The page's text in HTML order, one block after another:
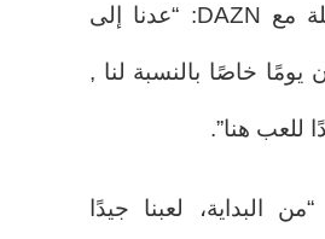
قال في مقابلة مع DAZN: “عدنا إلى
يومًا خاصًا بالنسبة لنا ,
للعب هنا”.
البداية، لعبنا جيدًا